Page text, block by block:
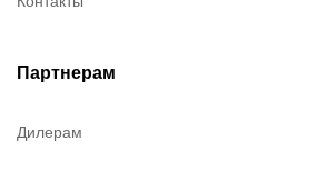
Партнерам
Дилерам